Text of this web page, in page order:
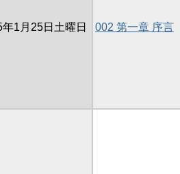
年1月25日土曜日 002 第一章 序言